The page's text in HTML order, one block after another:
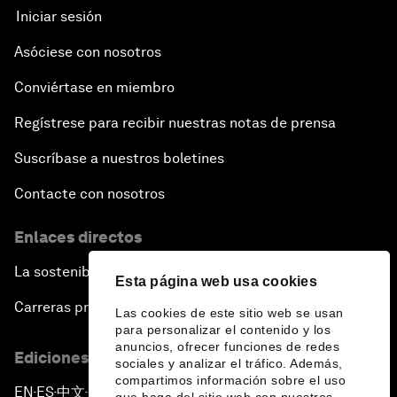
Esta página web usa cookies
Las cookies de este sitio web se usan
para personalizar el contenido y los
anuncios, ofrecer funciones de redes
sociales y analizar el tráfico. Además,
compartimos información sobre el uso
Iniciar sesión
Asóciese con nosotros
Conviértase en miembro
Regístrese para recibir nuestras notas de prensa
Suscríbase a nuestros boletines
Contacte con nosotros
Enlaces directos
La sostenibilidad en el Foro
Carreras profesionales
Ediciones en otros idiomas
EN ▪ES▪中文▪ 日本語